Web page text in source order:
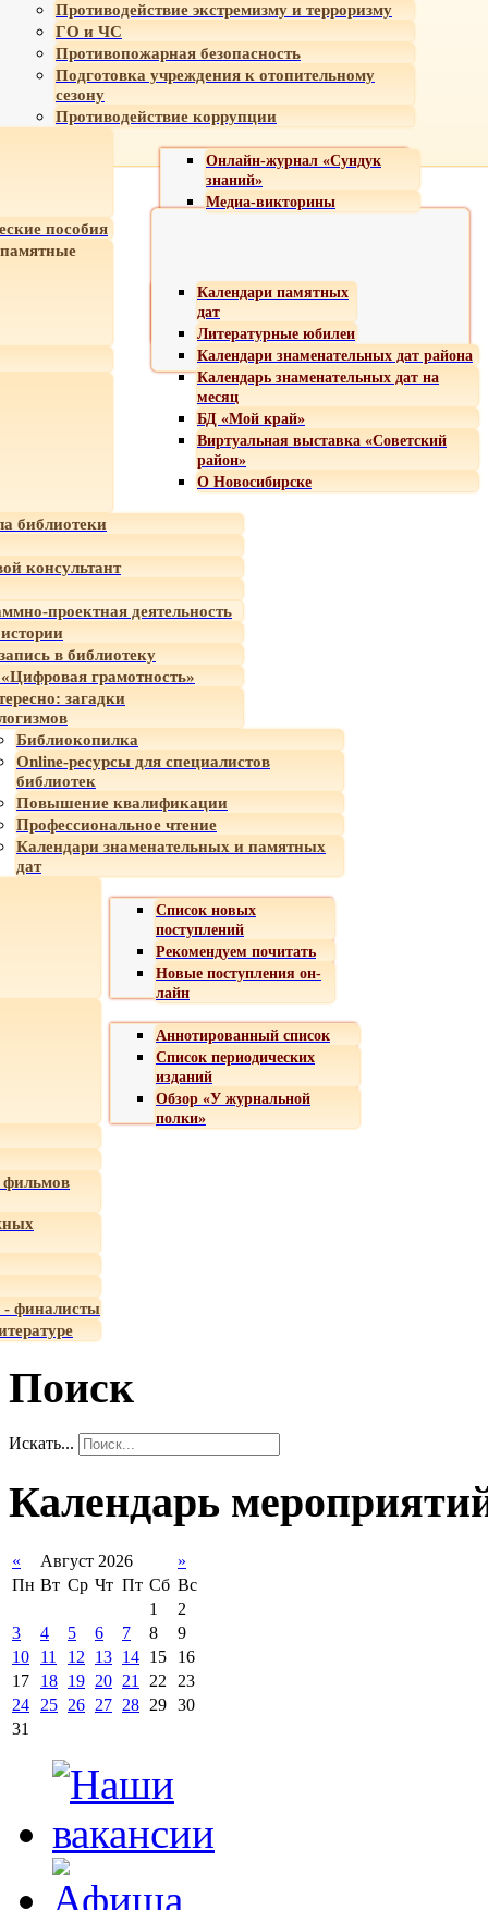
Противодействие экстремизму и терроризму
ГО и ЧС
Противопожарная безопасность
Подготовка учреждения к отопительному
сезону
Противодействие коррупции
Онлайн-журнал «Сундук
знаний»
Медиа-викторины
пособия
Календари памятных
дат
Литературные юбилеи
Календари знаменательных дат района
Календарь знаменательных дат на
месяц
БД «Мой край»
Виртуальная выставка «Советский
район»
О Новосибирске
библиотеки
консультант
проектная деятельность
в библиотеку
грамотность»
загадки
Библиокопилка
Online-ресурсы для специалистов
библиотек
Повышение квалификации
Профессиональное чтение
Календари знаменательных и памятных
дат
Список новых
поступлений
Рекомендуем почитать
Новые поступления он-
лайн
Аннотированный список
Список периодических
изданий
Обзор «У журнальной
полки»
- финалисты
Поиск
Искать...
Календарь
« Август 2026
»
Пн Вт Ср Чт Пт Сб Вс
1
2
3
4 5 6 7 8
9
10
11 12 13 14 15
16
17
18 19 20 21 22
23
24
25 26 27 28 29 30
31